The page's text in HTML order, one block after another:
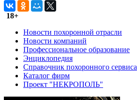
18+
Новости похоронной отрасли
Новости компаний
Профессиональное образование
Энциклопедия
Справочник похоронного сервиса
Каталог фирм
Проект "НЕКРОПОЛЬ"